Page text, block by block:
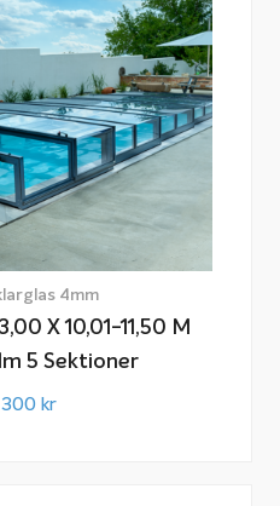
4mm
X 10,01-11,50 M
5 Sektioner
kr